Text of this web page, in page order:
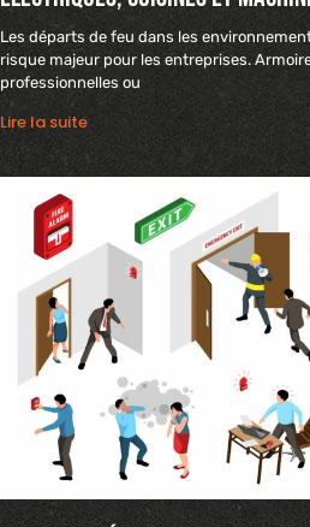
Les départs de feu dans les
risque majeur pour les entreprises.
professionnelles ou
Lire la suite